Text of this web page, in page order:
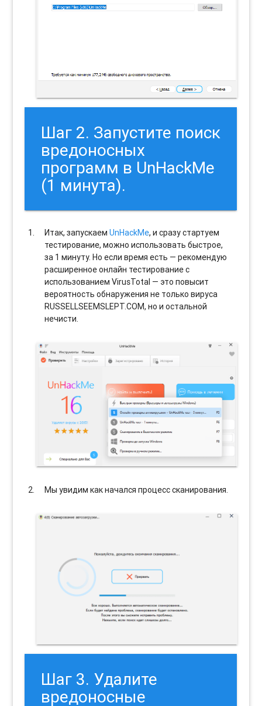
Шаг 2. Запустите поиск
вредоносных
программ в UnHackMe
(1 минута).
Итак, запускаемUnHackMe, и сразу стартуем
тестирование, можно использовать быстрое,
за 1 минуту. Но если время есть — рекомендую
расширенное онлайн тестирование с
использованием VirusTotal — это повысит
вероятность обнаружения не только вируса
RUSSELLSEEMSLEPT.COM, но и остальной
нечисти.
Мы увидим как начался процесс сканирования.
Шаг 3. Удалите
вредоносные